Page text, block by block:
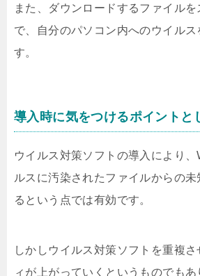
また、ダウンロードするファイルを
で、自分のパソコン内へのウイルス
す。
導入時に気をつけるポイントと
ウイルス対策ソフトの導入により
ルスに汚染されたファイルからの
るという点では有効です。
しかしウイルス対策ソフトを重複
ィが上がっていくというものでも